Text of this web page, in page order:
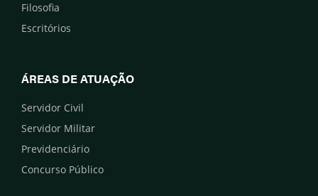
Filosofia
Escritórios
ÁREAS DE ATUAÇÃO
Servidor Civil
Servidor Militar
Previdenciário
Concurso Público